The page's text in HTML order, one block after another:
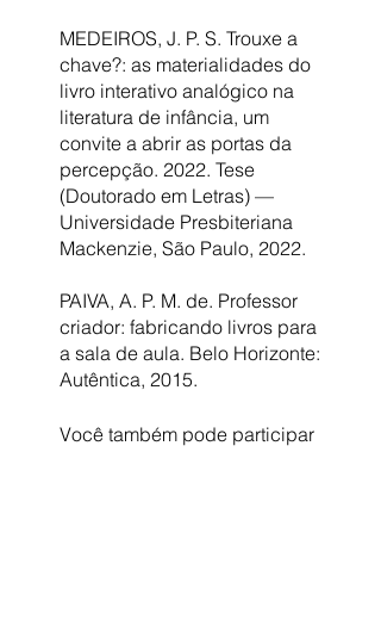
MEDEIROS, J. P. S. Trouxe a
chave?: as materialidades do
livro interativo analógico na
literatura de infância, um
convite a abrir as portas da
percepção. 2022. Tese
(Doutorado em Letras) —
Universidade Presbiteriana
Mackenzie, São Paulo, 2022.
PAIVA, A. P. M. de. Professor
criador: fabricando livros para
a sala de aula. Belo Horizonte:
Autêntica, 2015.
Você também pode participar